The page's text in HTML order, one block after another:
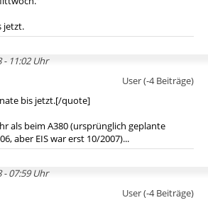
jetzt.
- 11:02 Uhr
User (-4 Beiträge)
bis jetzt.[/quote]
als beim A380 (ursprünglich geplante
aber EIS war erst 10/2007)...
- 07:59 Uhr
User (-4 Beiträge)